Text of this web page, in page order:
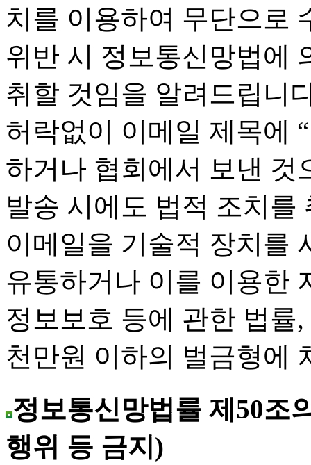
치를 이용하여 무단으로
위반 시 정보통신망법에
취할 것임을 알려드립니
허락없이 이메일 제목에
하거나 협회에서 보낸 것
발송 시에도 법적 조치를
이메일을 기술적 장치를
유통하거나 이를 이용한
정보보호 등에 관한 법률
천만원 이하의 벌금형에
정보통신망법률 제50조
행위 등 금지)